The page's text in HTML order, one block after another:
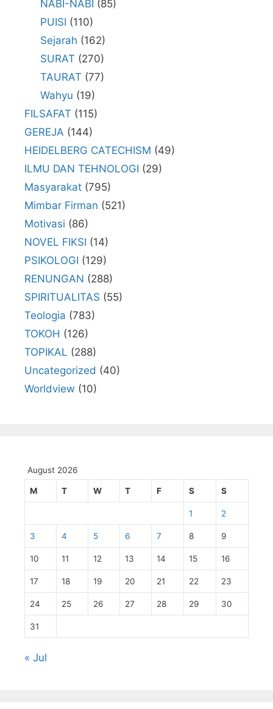
NABI-NABI (85)
PUISI (110)
Sejarah (162)
SURAT (270)
TAURAT (77)
Wahyu (19)
FILSAFAT (115)
GEREJA (144)
HEIDELBERG CATECHISM (49)
ILMU DAN TEHNOLOGI (29)
Masyarakat (795)
Mimbar Firman (521)
Motivasi (86)
NOVEL FIKSI (14)
PSIKOLOGI (129)
RENUNGAN (288)
SPIRITUALITAS (55)
Teologia (783)
TOKOH (126)
TOPIKAL (288)
Uncategorized (40)
Worldview (10)
August 2026
M T W T F S S
1 2
3 4 5 6 7 8 9
10 11 12 13 14 15 16
17 18 19 20 21 22 23
24 25 26 27 28 29 30
31
« Jul